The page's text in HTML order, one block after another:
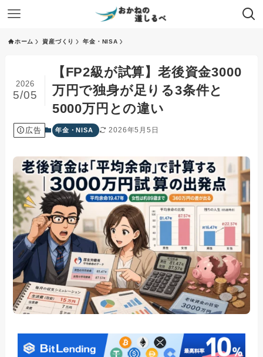
ホーム 資産づくり 年金・NISA
【FP2級が試算】老後資金3000
万円で独身が足りる3条件と
5000万円との違い
2026
5/05
広告 年金・NISA 2026年5月5日